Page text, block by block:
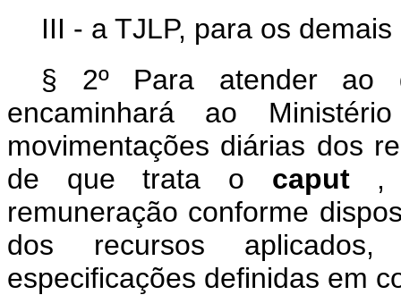
III - a TJLP, para os
§ 2º Para atender ao
encaminhará ao
movimentações diárias dos
de que trata o caput ,
remuneração conforme
dos recursos
especificações definidas em